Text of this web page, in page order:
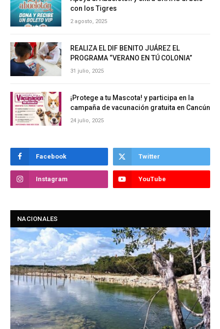
con los Tigres
2 agosto, 2025
REALIZA EL DIF BENITO JUÁREZ EL
PROGRAMA “VERANO EN TÚ COLONIA”
31 julio, 2025
¡Protege a tu Mascota! y participa en la
campaña de vacunación gratuita en Cancún
24 julio, 2025
Facebook Twitter
Instagram YouTube
NACIONALES